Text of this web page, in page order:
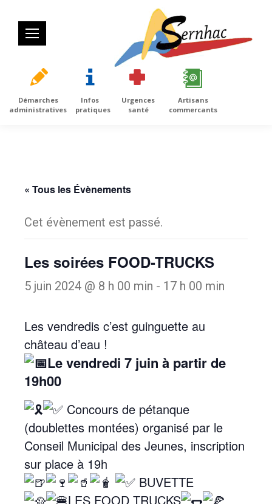
Démarches
administratives
Infos
pratiques
Urgences
santé
Artisans
commercants
« Tous les Évènements
Cet évènement est passé.
Les soirées FOOD-TRUCKS
5 juin 2024 @ 8 h 00 min - 17 h 00 min
Les vendredis c’est guinguette au
château d’eau !
Le vendredi 7 juin à partir de
19h00
Concours de pétanque
(doublettes montées) organisé par le
Conseil Municipal des Jeunes, inscription
sur place à 19h
BUVETTE
LES FOOD TRUCKS